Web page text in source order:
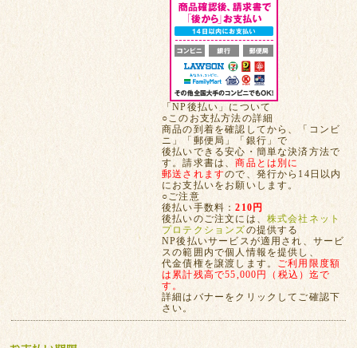
「NP後払い」について
○このお支払方法の詳細
商品の到着を確認してから、「コンビ
ニ」「郵便局」「銀行」で
後払いできる安心・簡単な決済方法で
す。請求書は、商品とは別に
郵送されますので、発行から14日以内
にお支払いをお願いします。
○ご注意
後払い手数料：210円
後払いのご注文には、 株式会社ネット
プロテクションズの提供する
NP後払いサービスが適用され、サービ
スの範囲内で個人情報を提供し、
代金債権を譲渡します。 ご利用限度額
は累計残高で55,000円（税込）迄で
す。
詳細はバナーをクリックしてご確認下
さい。